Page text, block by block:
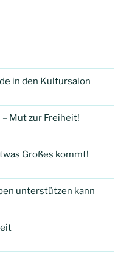
in den Kultursalon
Mut zur Freiheit!
Großes kommt!
unterstützen kann